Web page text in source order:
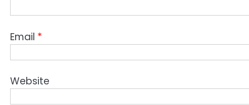
Email *
Website